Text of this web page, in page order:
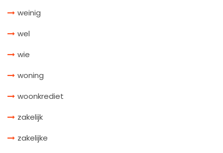
weinig
wel
wie
woning
woonkrediet
zakelijk
zakelijke